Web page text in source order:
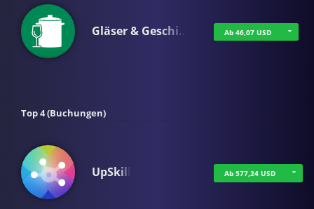
Gläser & Geschi… Ab 46,07 USD
Top 4 (Buchungen)
UpSkill Ab 577,24 USD